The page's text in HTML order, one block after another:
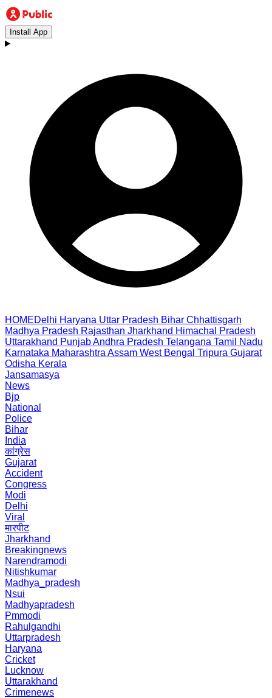
Install App
HOMEDelhi Haryana Uttar Pradesh Bihar Chhattisgarh
Madhya Pradesh Rajasthan Jharkhand Himachal Pradesh
Uttarakhand PunjabAndhra Pradesh Telangana Tamil Nadu
Karnataka Maharashtra Assam West Bengal Tripura Gujarat
Odisha Kerala
Jansamasya
News
Bjp
National
Police
Bihar
India
कांग्रेस
Gujarat
Accident
Congress
Modi
Delhi
Viral
मारपीट
Jharkhand
Breakingnews
Narendramodi
Nitishkumar
Madhya_pradesh
Nsui
Madhyapradesh
Pmmodi
Rahulgandhi
Uttarpradesh
Haryana
Cricket
Lucknow
Uttarakhand
Crimenews